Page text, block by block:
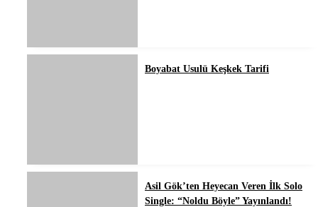
Boyabat Usulü Keşkek Tarifi
Asil Gök’ten Heyecan Veren İlk Solo
Single: “Noldu Böyle” Yayınlandı!